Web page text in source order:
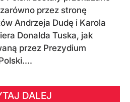
przez stronę
Andrzeja Dudę i Karola
Donalda Tuska, jak
przez Prezydium
DALEJ